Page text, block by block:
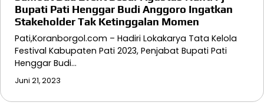
Bupati Pati Henggar Budi Anggoro Ingatkan
Stakeholder Tak Ketinggalan Momen
Pati,Koranborgol.com – Hadiri Lokakarya Tata Kelola
Festival Kabupaten Pati 2023, Penjabat Bupati Pati
Henggar Budi…
Juni 21, 2023